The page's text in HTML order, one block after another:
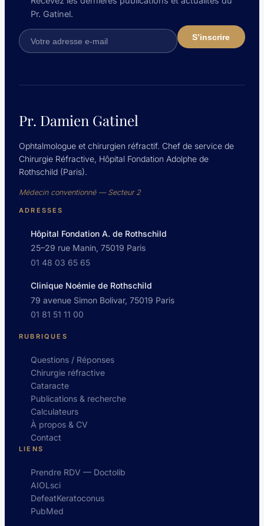
Pr. Gatinel.
Pr. Damien Gatinel
Ophtalmologue et chirurgien réfractif. Chef de service de
Chirurgie Réfractive, Hôpital Fondation Adolphe de
Rothschild (Paris).
Médecin conventionné — Secteur 2
ADRESSES
Hôpital Fondation A. de Rothschild
25–29 rue Manin, 75019 Paris
01 48 03 65 65
Clinique Noémie de Rothschild
79 avenue Simon Bolivar, 75019 Paris
01 81 51 11 00
RUBRIQUES
Questions / Réponses
Chirurgie réfractive
Cataracte
Publications & recherche
Calculateurs
À propos & CV
Contact
LIENS
Prendre RDV — Doctolib
AIOLsci
DefeatKeratoconus
PubMed